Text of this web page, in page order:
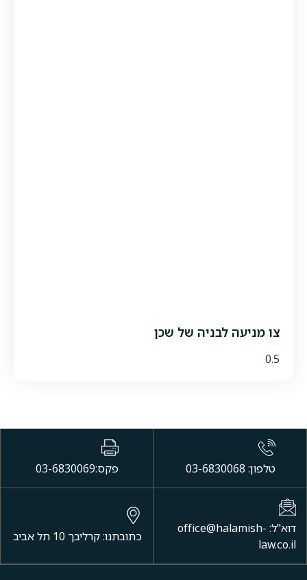
צו מניעה לבניה של שכן
טלפון: 03-6830068 פקס:03-6830069
דוא"ל: office@halamish-
law.co.il
כתובתנו: קרליבך 10 תל אביב